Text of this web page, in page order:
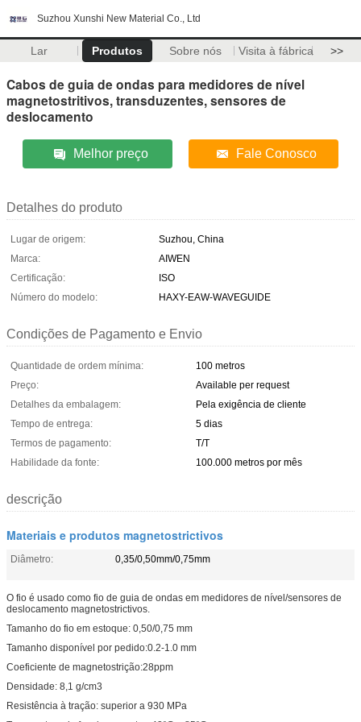
Suzhou Xunshi New Material Co., Ltd
Lar Produtos Sobre nós Visita à fábrica >>
Cabos de guia de ondas para medidores de nível
magnetostritivos, transduzentes, sensores de
deslocamento
Melhor preço Fale Conosco
Detalhes do produto
Lugar de origem:
Suzhou, China
Marca:
AIWEN
Certificação:
ISO
Número do modelo:
HAXY-EAW-WAVEGUIDE
Condições de Pagamento e Envio
Quantidade de ordem mínima:
100 metros
Preço:
Available per request
Detalhes da embalagem:
Pela exigência de cliente
Tempo de entrega:
5 dias
Termos de pagamento:
T/T
Habilidade da fonte:
100.000 metros por mês
descrição
Materiais e produtos magnetostrictivos
Diâmetro: 0,35/0,50mm/0,75mm
O fio é usado como fio de guia de ondas em medidores de nível/sensores de
deslocamento magnetostrictivos.
Tamanho do fio em estoque: 0,50/0,75 mm
Tamanho disponível por pedido:0.2-1.0 mm
Coeficiente de magnetostrição:28ppm
Densidade: 8,1 g/cm3
Resistência à tração: superior a 930 MPa